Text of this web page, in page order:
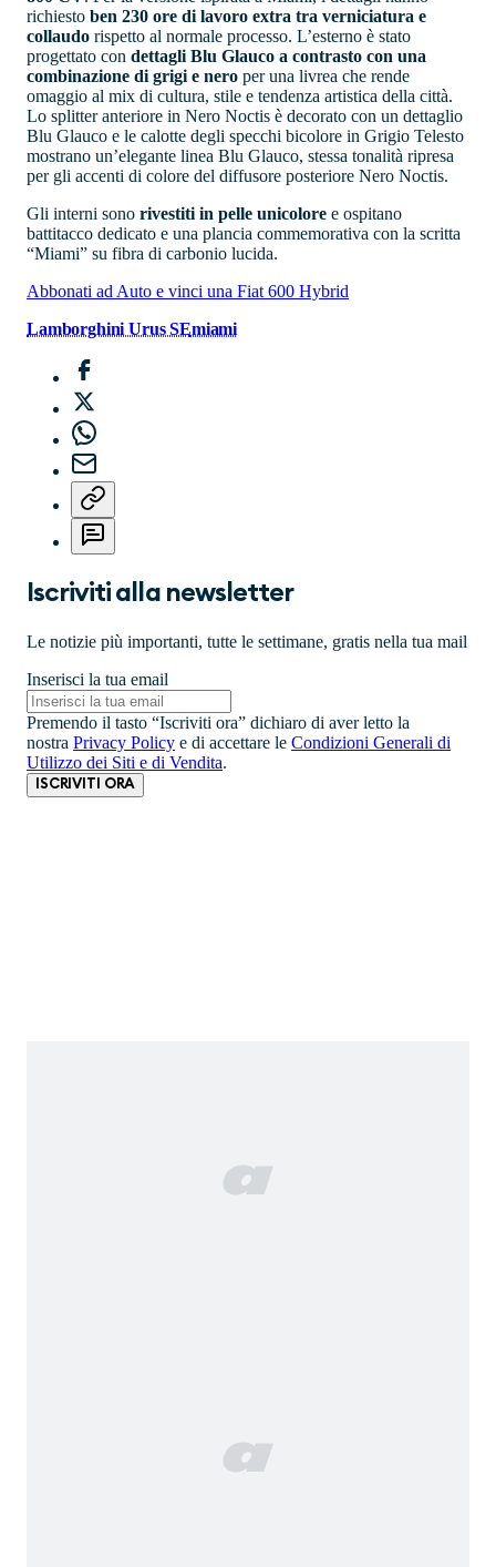
richiesto ben 230 ore di lavoro extra tra verniciatura e
collaudo rispetto al normale processo. L’esterno è stato
progettato con dettagli Blu Glauco a contrasto con una
combinazione di grigi e nero per una livrea che rende
omaggio al mix di cultura, stile e tendenza artistica della città.
Lo splitter anteriore in Nero Noctis è decorato con un dettaglio
Blu Glauco e le calotte degli specchi bicolore in Grigio Telesto
mostrano un’elegante linea Blu Glauco, stessa tonalità ripresa
per gli accenti di colore del diffusore posteriore Nero Noctis.
Gli interni sono rivestiti in pelle unicolore e ospitano
battitacco dedicato e una plancia commemorativa con la scritta
“Miami” su fibra di carbonio lucida.
Abbonati ad Auto e vinci una Fiat 600 Hybrid
Lamborghini Urus SEmiami
Iscriviti alla newsletter
Le notizie più importanti, tutte le settimane, gratis nella tua mail
Inserisci la tua email
Premendo il tasto “Iscriviti ora” dichiaro di aver letto la
nostra Privacy Policy e di accettare le Condizioni Generali di
Utilizzo dei Siti e di Vendita.
ISCRIVITI ORA